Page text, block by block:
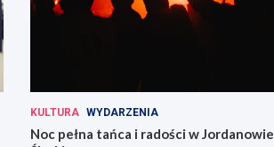
KULTURA WYDARZENIA
Noc pełna tańca i radości w Jordanowie